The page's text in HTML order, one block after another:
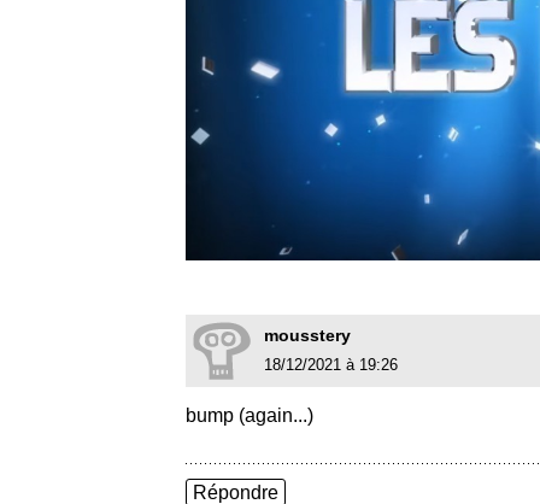
mousstery
18/12/2021 à 19:26
bump (again...)
Répondre